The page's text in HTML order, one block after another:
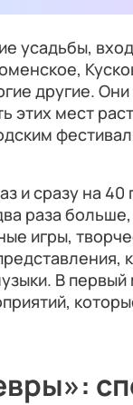
усадьбы,
другие.
этих мест
и сразу на
раза
игры,
В